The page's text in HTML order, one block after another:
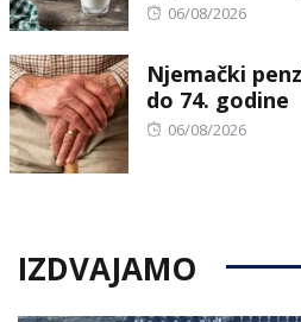
Posted
06/08/2026
Njemački
do 74. godine
Posted
06/08/2026
IZDVAJAMO